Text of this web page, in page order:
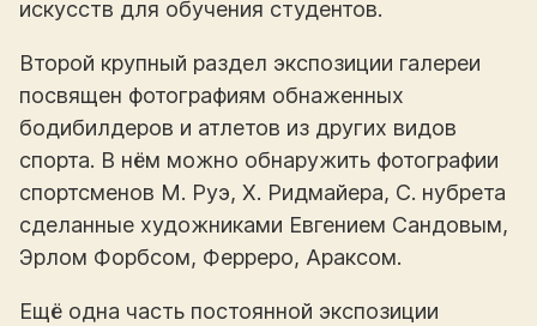
искусств для обучения студентов.
Второй крупный раздел экспозиции галереи
посвящен фотографиям обнаженных
бодибилдеров и атлетов из других видов
спорта. В нём можно обнаружить фотографии
спортсменов М. Руэ, Х. Ридмайера, С. нубрета
сделанные художниками Евгением Сандовым,
Эрлом Форбсом, Ферреро, Араксом.
Ещё одна часть постоянной экспозиции